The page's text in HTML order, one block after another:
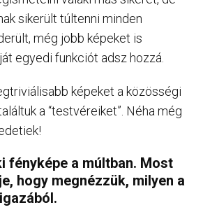
sikerült túltenni minden
még jobb képeket is
egyedi funkciót adsz hozzá.
képeket a közösségi
a “testvéreiket”. Néha még
fényképe a múltban. Most
hogy megnézzük, milyen a